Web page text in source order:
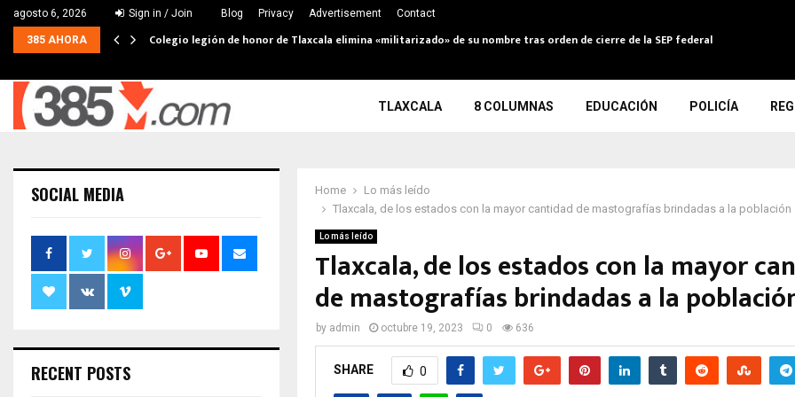
agosto 6, 2026 Sign in / Join Blog Privacy Advertisement Contact
385 AHORA Colegio legión de honor de Tlaxcala elimina «militarizado» de su nombre tras orden de cierre de la SEP federal
TLAXCALA 8 COLUMNAS EDUCACIÓN POLICÍA
Home
Lo más leído
Tlaxcala, de los estados con la mayor cantidad de mastografías brindadas a la población
Lo más leído
Tlaxcala, de los estados con la mayor
de mastografías brindadas a la
by admin octubre 19, 2023 0 636
SHARE 0
SOCIAL MEDIA
RECENT POSTS